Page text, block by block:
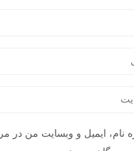
نام، ایمیل و وبسایت من در